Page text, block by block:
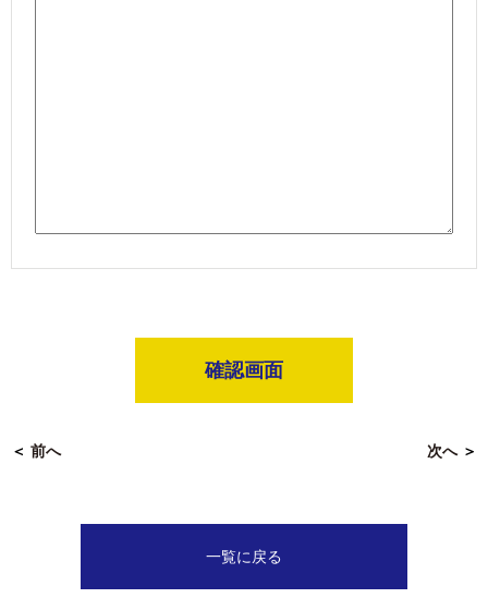
確認画面
＜ 前へ 次へ＞
一覧に戻る